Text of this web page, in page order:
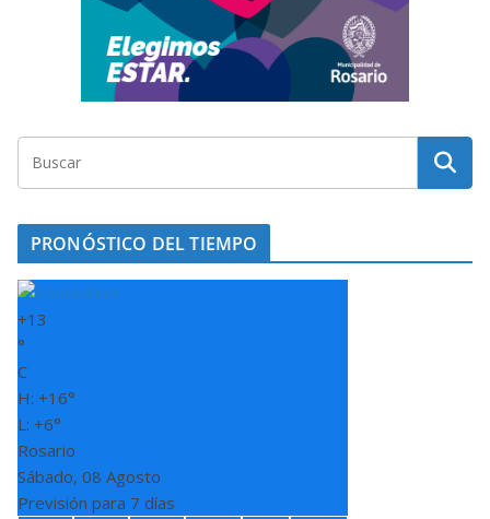
PRONÓSTICO DEL TIEMPO
+13
°
C
H: +16°
L: +6°
Rosario
Sábado, 08 Agosto
Previsión para 7 días